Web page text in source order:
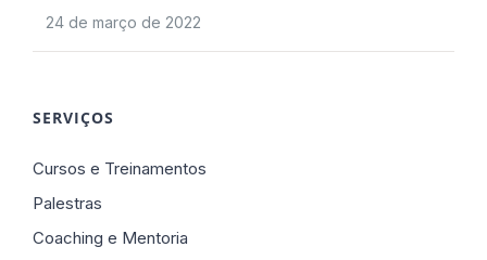
24 de março de 2022
SERVIÇOS
Cursos e Treinamentos
Palestras
Coaching e Mentoria